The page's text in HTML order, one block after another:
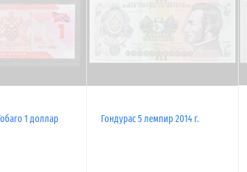
1 доллар
Гондурас 5 лемпир 2014 г.